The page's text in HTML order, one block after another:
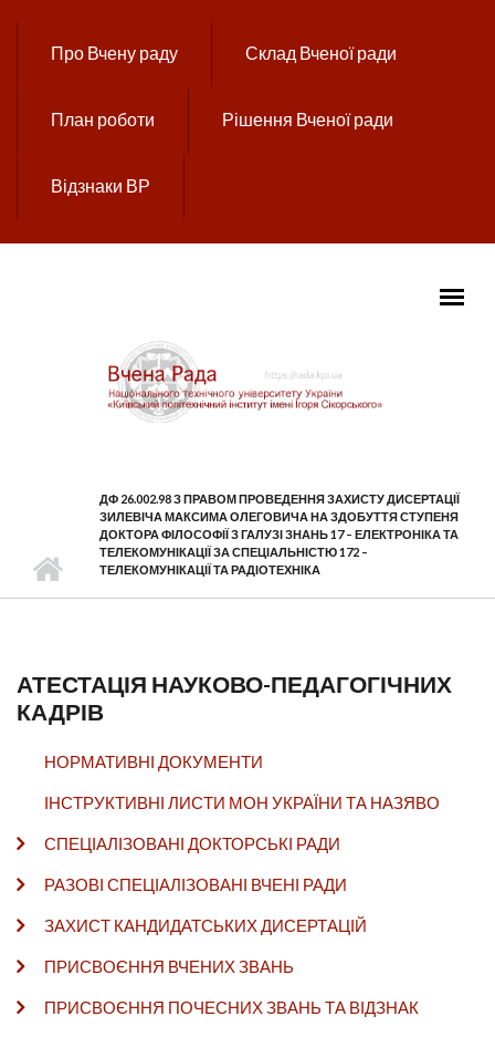
Про Вчену раду Склад Вченої ради
План роботи Рішення Вченої ради
Відзнаки ВР
ДФ 26.002.98 З ПРАВОМ ПРОВЕДЕННЯ ЗАХИСТУ ДИСЕРТАЦІЇ
ЗИЛЕВІЧА МАКСИМА ОЛЕГОВИЧА НА ЗДОБУТТЯ СТУПЕНЯ
ДОКТОРА ФІЛОСОФІЇ З ГАЛУЗІ ЗНАНЬ 17 – ЕЛЕКТРОНІКА ТА
ТЕЛЕКОМУНІКАЦІЇ ЗА СПЕЦІАЛЬНІСТЮ 172 –
ТЕЛЕКОМУНІКАЦІЇ ТА РАДІОТЕХНІКА
АТЕСТАЦІЯ НАУКОВО-ПЕДАГОГІЧНИХ
КАДРІВ
НОРМАТИВНІ ДОКУМЕНТИ
ІНСТРУКТИВНІ ЛИСТИ МОН УКРАЇНИ ТА НАЗЯВО
СПЕЦІАЛІЗОВАНІ ДОКТОРСЬКІ РАДИ
РАЗОВІ СПЕЦІАЛІЗОВАНІ ВЧЕНІ РАДИ
ЗАХИСТ КАНДИДАТСЬКИХ ДИСЕРТАЦІЙ
ПРИСВОЄННЯ ВЧЕНИХ ЗВАНЬ
ПРИСВОЄННЯ ПОЧЕСНИХ ЗВАНЬ ТА ВІДЗНАК